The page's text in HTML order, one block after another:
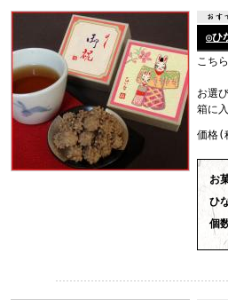
◎ひ
こち
お選
箱に
価格(
お
ひ
個